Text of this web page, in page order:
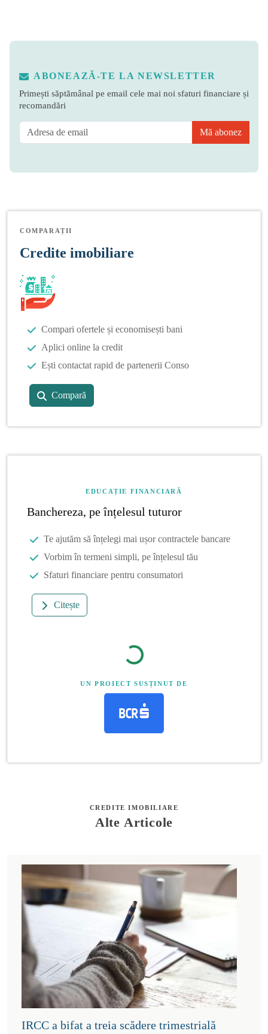
ABONEAZĂ-TE LA NEWSLETTER
Primești săptămânal pe email cele mai noi sfaturi financiare și
recomandări
Mă abonez
COMPARAȚII
Credite imobiliare
Compari ofertele și economisești bani
Aplici online la credit
Ești contactat rapid de partenerii Conso
Compară
EDUCAȚIE FINANCIARĂ
Banchereza, pe înțelesul tuturor
Te ajutăm să înțelegi mai ușor contractele bancare
Vorbim în termeni simpli, pe înțelesul tău
Sfaturi financiare pentru consumatori
Citește
UN PROIECT SUSȚINUT DE
CREDITE IMOBILIARE
Alte Articole
IRCC a bifat a treia scădere trimestrială